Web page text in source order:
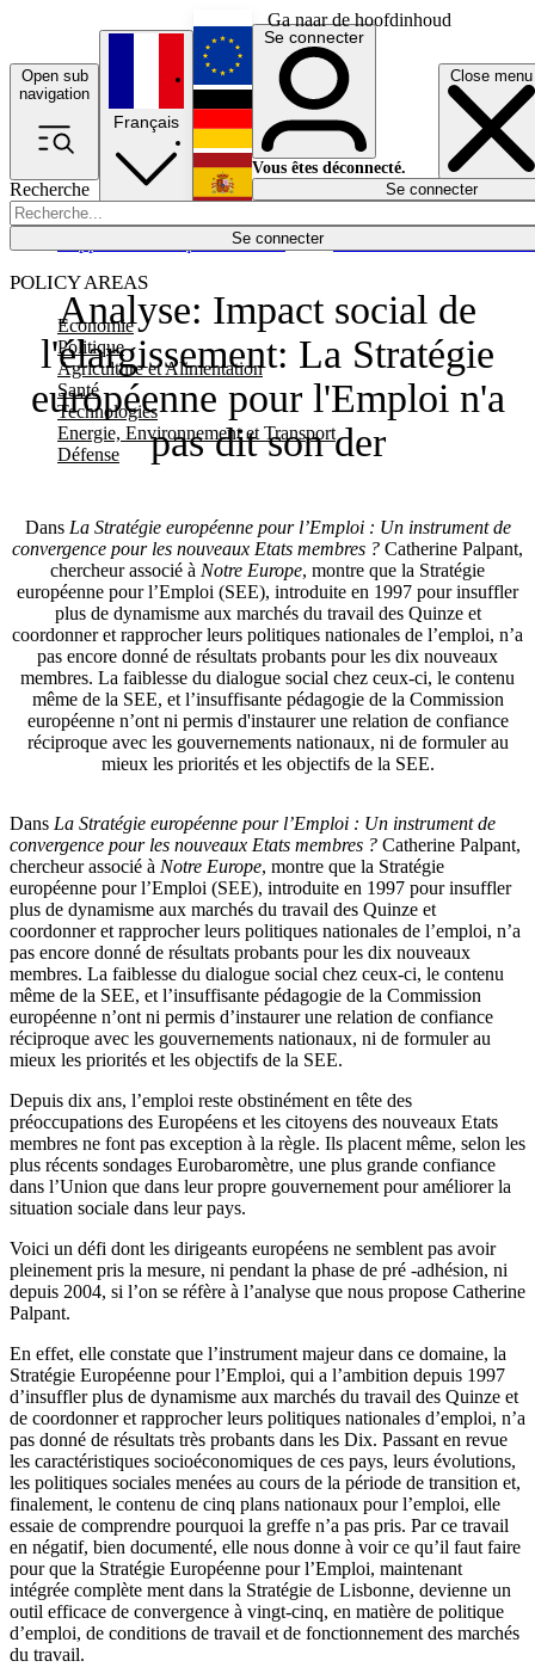
Ga naar de hoofdinhoud
Open sub
navigation
Close menu
Recherche
Se connecter
POLICY AREAS
Economie
Politique
Agriculture et Alimentation
Santé
Technologies
Energie, Environnement et Transport
Défense
Économie
Français
English
Deutsch
Español
Se connecter
Vous êtes déconnecté.
Se connecter
Analyse: Impact social de
l'élargissement: La Stratégie
européenne pour l'Emploi n'a
pas dit son der
Dans La Stratégie européenne pour l’Emploi : Un instrument de
convergence pour les nouveaux Etats membres ? Catherine Palpant,
chercheur associé à Notre Europe, montre que la Stratégie
européenne pour l’Emploi (SEE), introduite en 1997 pour insuffler
plus de dynamisme aux marchés du travail des Quinze et
coordonner et rapprocher leurs politiques nationales de l’emploi, n’a
pas encore donné de résultats probants pour les dix nouveaux
membres. La faiblesse du dialogue social chez ceux-ci, le contenu
même de la SEE, et l’insuffisante pédagogie de la Commission
européenne n’ont ni permis d'instaurer une relation de confiance
réciproque avec les gouvernements nationaux, ni de formuler au
mieux les priorités et les objectifs de la SEE.
Dans La Stratégie européenne pour l’Emploi : Un instrument de
convergence pour les nouveaux Etats membres ? Catherine Palpant,
chercheur associé à Notre Europe, montre que la Stratégie
européenne pour l’Emploi (SEE), introduite en 1997 pour insuffler
plus de dynamisme aux marchés du travail des Quinze et
coordonner et rapprocher leurs politiques nationales de l’emploi, n’a
pas encore donné de résultats probants pour les dix nouveaux
membres. La faiblesse du dialogue social chez ceux-ci, le contenu
même de la SEE, et l’insuffisante pédagogie de la Commission
européenne n’ont ni permis d’instaurer une relation de confiance
réciproque avec les gouvernements nationaux, ni de formuler au
mieux les priorités et les objectifs de la SEE.
Depuis dix ans, l’emploi reste obstinément en tête des
préoccupations des Européens et les citoyens des nouveaux Etats
membres ne font pas exception à la règle. Ils placent même, selon les
plus récents sondages Eurobaromètre, une plus grande confiance
dans l’Union que dans leur propre gouvernement pour améliorer la
situation sociale dans leur pays.
Voici un défi dont les dirigeants européens ne semblent pas avoir
pleinement pris la mesure, ni pendant la phase de pré -adhésion, ni
depuis 2004, si l’on se réfère à l’analyse que nous propose Catherine
Palpant.
En effet, elle constate que l’instrument majeur dans ce domaine, la
Stratégie Européenne pour l’Emploi, qui a l’ambition depuis 1997
d’insuffler plus de dynamisme aux marchés du travail des Quinze et
de coordonner et rapprocher leurs politiques nationales d’emploi, n’a
pas donné de résultats très probants dans les Dix. Passant en revue
les caractéristiques socioéconomiques de ces pays, leurs évolutions,
les politiques sociales menées au cours de la période de transition et,
finalement, le contenu de cinq plans nationaux pour l’emploi, elle
essaie de comprendre pourquoi la greffe n’a pas pris. Par ce travail
en négatif, bien documenté, elle nous donne à voir ce qu’il faut faire
pour que la Stratégie Européenne pour l’Emploi, maintenant
intégrée complète ment dans la Stratégie de Lisbonne, devienne un
outil efficace de convergence à vingt-cinq, en matière de politique
d’emploi, de conditions de travail et de fonctionnement des marchés
du travail.